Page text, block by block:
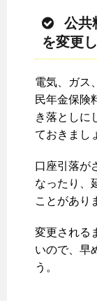
公共
を変更
電気、ガス
民年金保険
き落としに
ておきまし
口座引落が
なったり、
ことがあり
変更される
いので、早
う。